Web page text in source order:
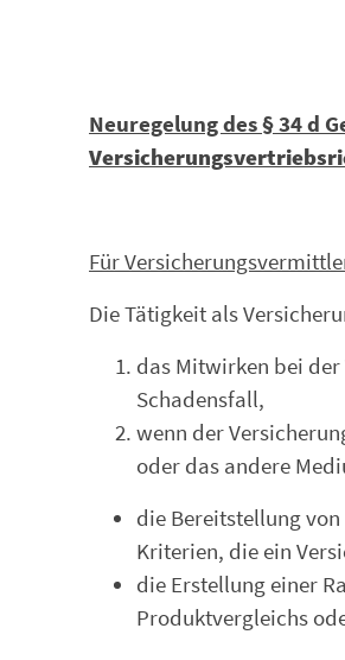
Neuregelung des § 34 d
Für
Die Tätigkeit als
das Mitwirken bei
Schadensfall,
wenn der
oder das andere
die Bereitstellung
Kriterien, die ein
die Erstellung einer
Produktvergleichs